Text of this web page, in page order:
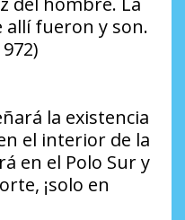
allí fueron y son.
la existencia
el interior de la
en el Polo Sur y
¡solo en